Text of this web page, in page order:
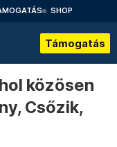
SHOP
Támogatás
közösen
Csőzik,